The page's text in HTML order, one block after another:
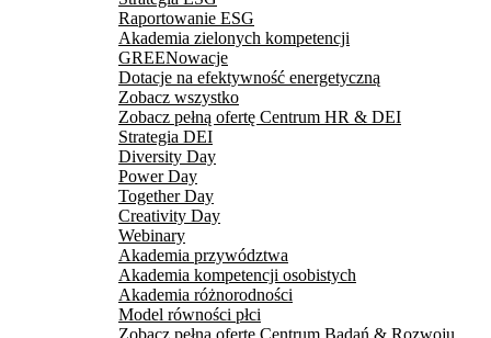
Raportowanie ESG
Akademia zielonych kompetencji
GREENowacje
Dotacje na efektywność energetyczną
Zobacz wszystko
Zobacz pełną ofertę Centrum HR & DEI
Strategia DEI
Diversity Day
Power Day
Together Day
Creativity Day
Webinary
Akademia przywództwa
Akademia kompetencji osobistych
Akademia różnorodności
Model równości płci
Zobacz pełną ofertę Centrum Badań & Rozwoju